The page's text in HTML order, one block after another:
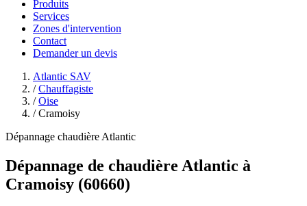
Produits
Services
Zones d'intervention
Contact
Demander un devis
Atlantic SAV
/ Chauffagiste
/ Oise
/ Cramoisy
Dépannage chaudière Atlantic
Dépannage de chaudière Atlantic à
Cramoisy (60660)